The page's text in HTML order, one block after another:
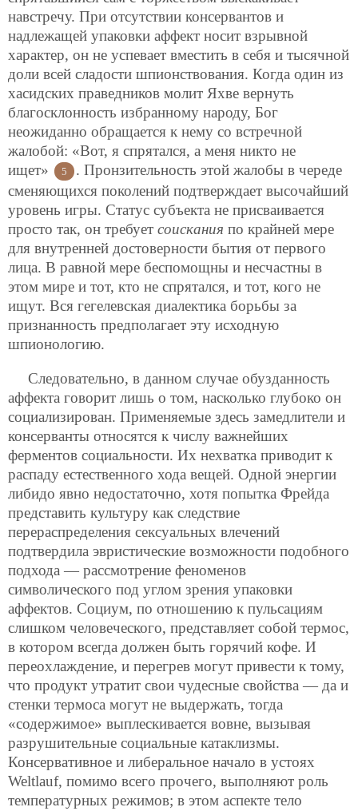
навстречу. При отсутствии консервантов и
надлежащей упаковки аффект носит взрывной
характер, он не успевает вместить в себя и тысячной
доли всей сладости шпионствования. Когда один из
хасидских праведников молит Яхве вернуть
благосклонность избранному народу, Бог
неожиданно обращается к нему со встречной
жалобой: «Вот, я спрятался, а меня никто не
ищет»
5
. Пронзительность этой жалобы в череде
сменяющихся поколений подтверждает высочайший
уровень игры. Статус субъекта не присваивается
просто так, он требует соискания по крайней мере
для внутренней достоверности бытия от первого
лица. В равной мере беспомощны и несчастны в
этом мире и тот, кто не спрятался, и тот, кого не
ищут. Вся гегелевская диалектика борьбы за
признанность предполагает эту исходную
шпионологию.
Следовательно, в данном случае обузданность
аффекта говорит лишь о том, насколько глубоко он
социализирован. Применяемые здесь замедлители и
консерванты относятся к числу важнейших
ферментов социальности. Их нехватка приводит к
распаду естественного хода вещей. Одной энергии
либидо явно недостаточно, хотя попытка Фрейда
представить культуру как следствие
перераспределения сексуальных влечений
подтвердила эвристические возможности подобного
подхода — рассмотрение феноменов
символического под углом зрения упаковки
аффектов. Социум, по отношению к пульсациям
слишком человеческого, представляет собой термос,
в котором всегда должен быть горячий кофе. И
переохлаждение, и перегрев могут привести к тому,
что продукт утратит свои чудесные свойства — да и
стенки термоса могут не выдержать, тогда
«содержимое» выплескивается вовне, вызывая
разрушительные социальные катаклизмы.
Консервативное и либеральное начало в устоях
Weltlauf, помимо всего прочего, выполняют роль
температурных режимов; в этом аспекте тело